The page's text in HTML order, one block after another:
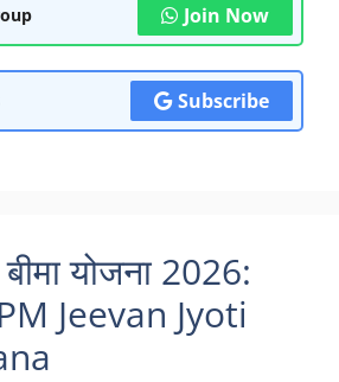
Join Now
Subscribe
योजना 2026:
Jeevan Jyoti